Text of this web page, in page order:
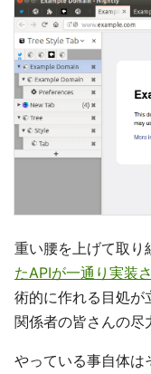
重い腰を上げて取り
たAPIが一通り実装
術的に作れる目処が
関係者の皆さんの尽
やっている事自体は